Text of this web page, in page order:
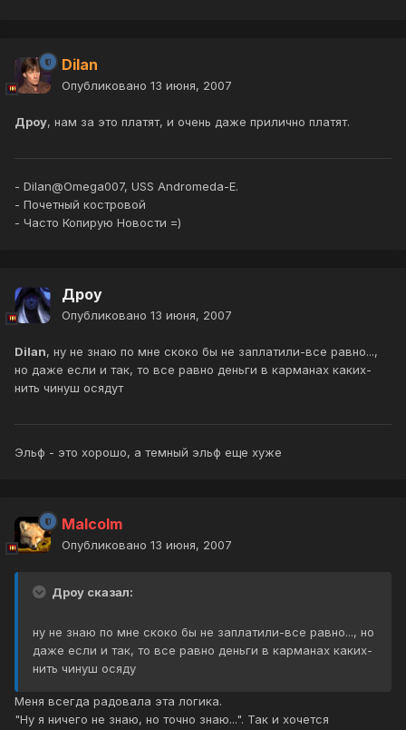
Dilan
Опубликовано 13 июня, 2007
Дроу, нам за это платят, и очень даже прилично платят.
- Dilan@Omega007, USS Andromeda-E.
- Почетный костровой
- Часто Копирую Новости =)
Дроу
Опубликовано 13 июня, 2007
Dilan, ну не знаю по мне скоко бы не заплатили-все равно...,
но даже если и так, то все равно деньги в карманах каких-
нить чинуш осядут
Эльф - это хорошо, а темный эльф еще хуже
Malcolm
Опубликовано 13 июня, 2007
Дроу сказал:
ну не знаю по мне скоко бы не заплатили-все равно..., но
даже если и так, то все равно деньги в карманах каких-
нить чинуш осяду
Меня всегда радовала эта логика.
"Ну я ничего не знаю, но точно знаю...". Так и хочется